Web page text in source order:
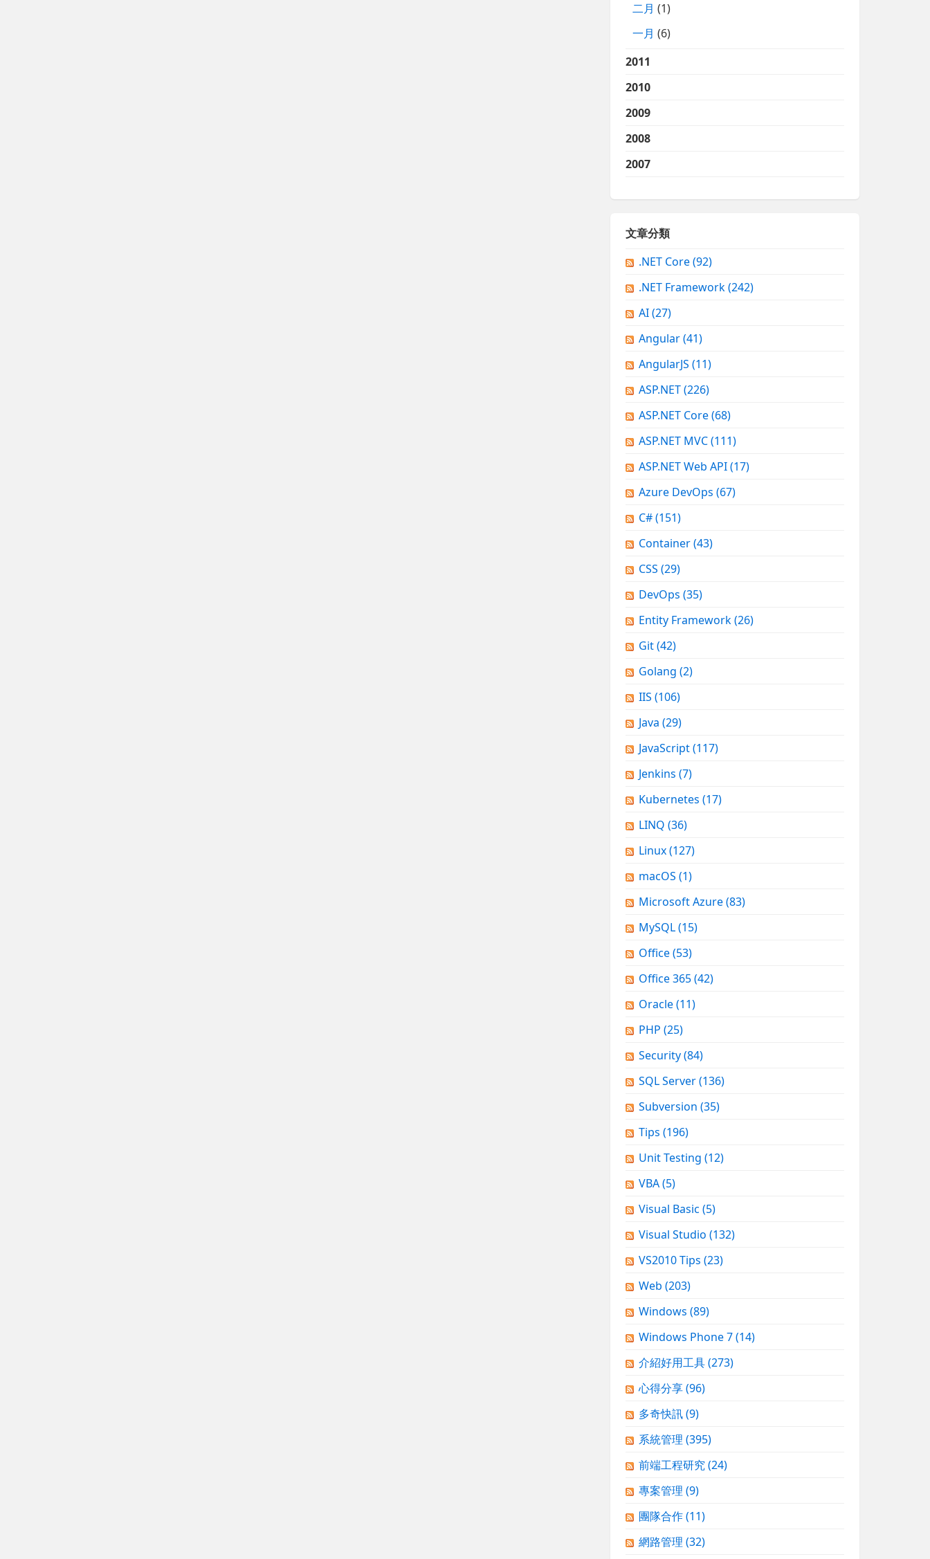
二月 (1)
一月 (6)
2011
2010
2009
2008
2007
文章分類
.NET Core(92)
.NET Framework(242)
AI(27)
Angular(41)
AngularJS (11)
ASP.NET(226)
ASP.NET Core(68)
ASP.NET MVC(111)
ASP.NET Web API(17)
Azure DevOps (67)
C#(151)
Container(43)
CSS (29)
DevOps (35)
Entity Framework(26)
Git(42)
Golang (2)
IIS (106)
Java (29)
JavaScript(117)
Jenkins (7)
Kubernetes (17)
LINQ (36)
Linux(127)
macOS (1)
Microsoft Azure(83)
MySQL(15)
Office(53)
Office 365(42)
Oracle(11)
PHP (25)
Security(84)
SQL Server(136)
Subversion (35)
Tips (196)
Unit Testing (12)
VBA(5)
Visual Basic (5)
Visual Studio (132)
VS2010 Tips (23)
Web (203)
Windows (89)
Windows Phone 7(14)
介紹好用工具(273)
心得分享(96)
多奇快訊(9)
系統管理 (395)
前端工程研究(24)
專案管理 (9)
團隊合作(11)
網路管理 (32)